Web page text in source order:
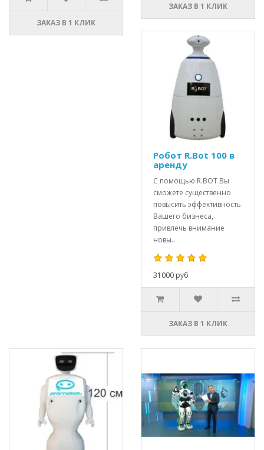
ЗАКАЗ В 1 КЛИК
ЗАКАЗ В 1 КЛИК
Робот R.Bot 100 в
аренду
С помощью R.BOT Вы
сможете существенно
повысить эффективность
Вашего бизнеса,
привлечь внимание
новы..
31000 руб
ЗАКАЗ В 1 КЛИК